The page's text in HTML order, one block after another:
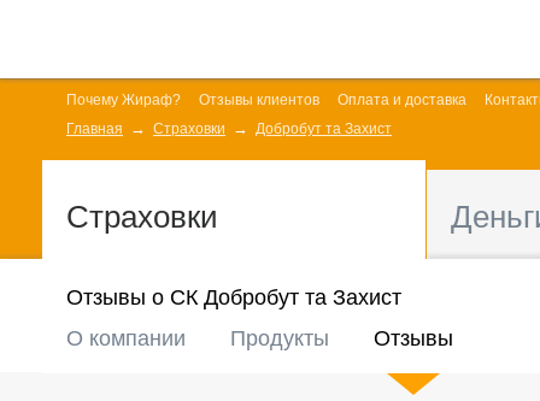
Почему Жираф? Отзывы клиентов Оплата и доставка
Главная
Страховки Добробут та Захист
Страховки
Отзывы о СК Добробут та Захист
О компании
Продукты Отзывы